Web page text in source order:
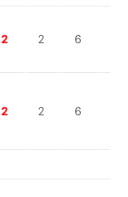
2 2 6
2 2 6